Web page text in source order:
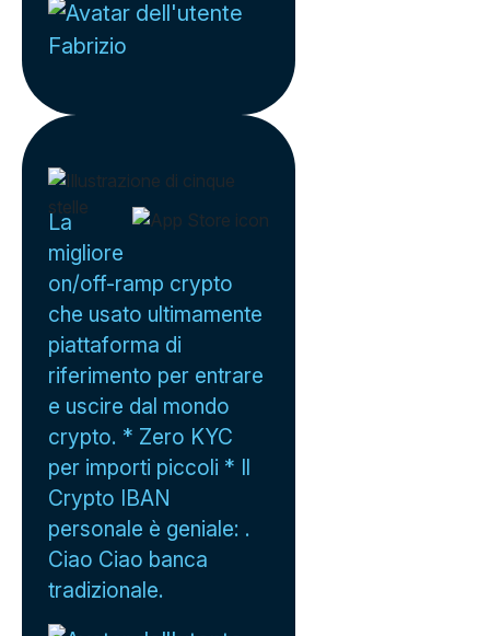
Fabrizio
La
migliore
on/off-ramp crypto
che usato ultimamente
piattaforma di
riferimento per entrare
e uscire dal mondo
crypto. * Zero KYC
per importi piccoli * Il
Crypto IBAN
personale è geniale: .
Ciao Ciao banca
tradizionale.